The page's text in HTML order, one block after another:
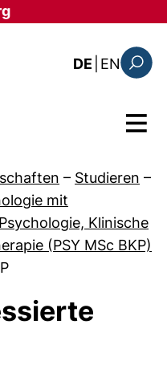
zum Inhalt
DE EN: the
Menü
– Studieren –
mit
Klinische
(PSY MSc BKP)